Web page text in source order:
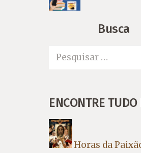
Busca
Pesquisar
ENCONTRE
Horas da